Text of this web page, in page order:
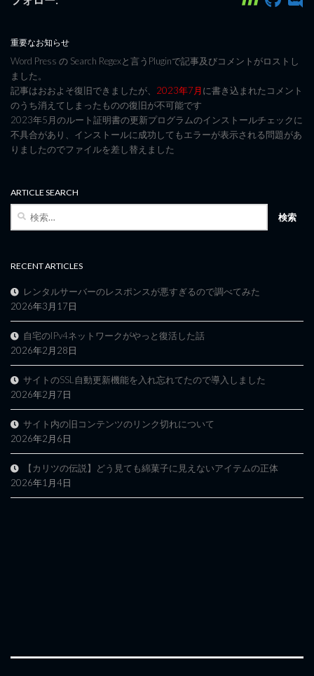
重要なお知らせ
Word Press の Search Regexと言うPluginで記事及びコメントがロストし
ました。
記事はおおよそ復旧できましたが、 2023年7月に書き込まれたコメント
のうち消えてしまったものの復旧が不可能です
2023年5月のルート証明書の更新プログラムのインストールチェックに
不具合があり、インストールに成功してもエラーが表示される問題があ
りましたのでファイルを差し替えました
ARTICLE SEARCH
検
RECENT ARTICLES
レンタルサーバーのレスポンスが悪すぎるので調べてみた
2026年3月17日
自宅のIPv4ネットワークがやっと復活した話
2026年2月28日
サイトのSSL自動更新機能を入れ忘れてたので導入しました
2026年2月7日
サイト内の旧コンテンツのリンク切れについて
2026年2月6日
【カリツの伝説】どう見ても綿菓子に見えないアイテムの正体
2026年1月4日